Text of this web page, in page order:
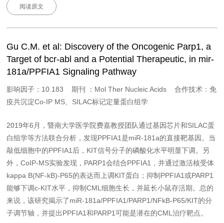
阅读原文
Gu C.M. et al: Discovery of the Oncogenic Parp1, a
Target of bcr-abl and a Potential Therapeutic, in mir-
181a/PPFIA1 Signaling Pathway
影响因子：10.183 期刊 ：Mol Ther Nucleic Acids 合作技术：免
疫共沉淀Co-IP MS、SILAC标记定量蛋白组学
2019年6月，暨南大学医学院费嘉教授团队通过基因芯片和SILAC蛋
白组学等方法联合分析，发现PPFIA1是miR-181a的直接靶基因。当
敲低细胞中的PPFIA1后，KIT信号分子的磷酸化水平明显下调。另
外，CoIP-MS实验发现，PARP1会结合PPFIA1，并通过激活核受体
kappa B(NF-kB)-P65的表达而上调KIT蛋白；抑制PPFIA1或PARP1
能够下调c-KIT水平，抑制CML细胞生长，并延长小鼠存活期。总的
来说，该研究揭示了miR-181a/PPFIA1/PARP1/NFkB-P65/KIT的分
子调节轴，并提出PPFIA1和PARP1可能是潜在的CML治疗靶点。